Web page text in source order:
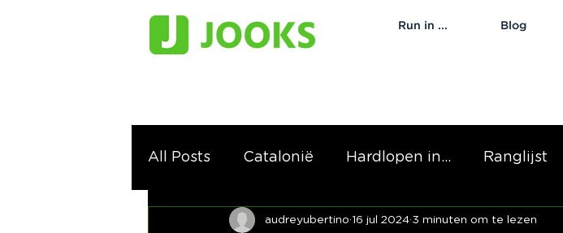
Run in ... Blog
All Posts Catalonië Hardlopen in... Ranglijst
audreyubertino 16 jul 2024 3 minuten om te lezen